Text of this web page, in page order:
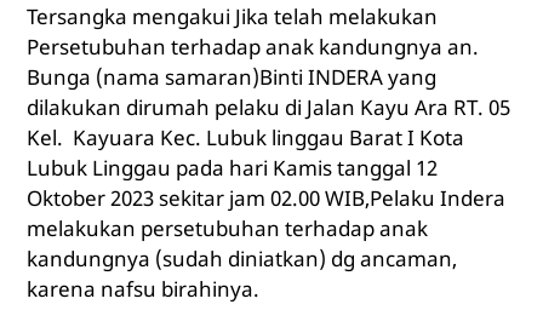
Tersangka mengakui Jika telah melakukan
Persetubuhan terhadap anak kandungnya an.
Bunga (nama samaran)Binti INDERA yang
dilakukan dirumah pelaku di Jalan Kayu Ara RT. 05
Kel. Kayuara Kec. Lubuk linggau Barat I Kota
Lubuk Linggau pada hari Kamis tanggal 12
Oktober 2023 sekitar jam 02.00 WIB,Pelaku Indera
melakukan persetubuhan terhadap anak
kandungnya (sudah diniatkan) dg ancaman,
karena nafsu birahinya.